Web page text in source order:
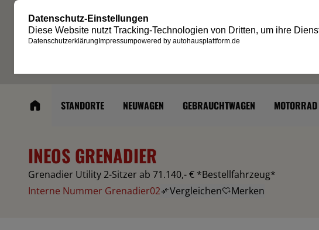
STANDORTE NEUWAGEN GEBRAUCHTWAGEN MOTORRAD
INEOS GRENADIER
Grenadier Utility 2-Sitzer ab 71.140,- € *Bestellfahrzeug*
Interne Nummer Grenadier02
Vergleichen Merken